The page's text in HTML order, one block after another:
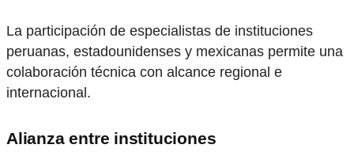
La participación de especialistas de instituciones
peruanas, estadounidenses y mexicanas permite una
colaboración técnica con alcance regional e
internacional.
Alianza entre instituciones